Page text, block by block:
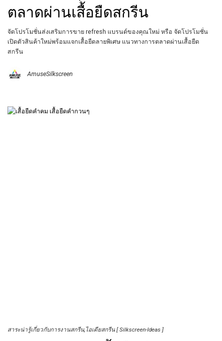
ตลาดผ่านเสื้อยืดสกรีน
จัดโปรโมชั่นส่งเสริมการขาย refresh แบรนด์ของคุณใหม่ หรือ จัดโปรโมชั่น
เปิดตัวสินค้าใหม่พร้อมแจกเสื้อยืดลายพิเศษ แนวทางการตลาดผ่านเสื้อยืด
สกรีน
AmuseSilkscreen
สาระน่ารู้เกี่ยวกับการงานสกรีน ไอเดียสกรีน [ Silkscreen-Ideas ]